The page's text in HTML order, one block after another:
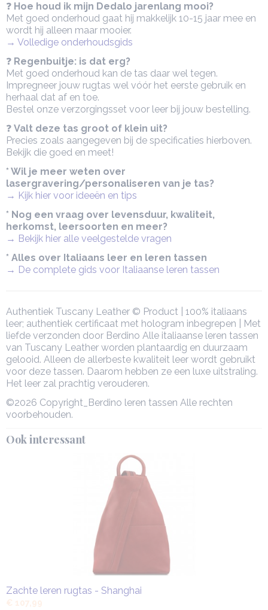
❓ Hoe houd ik mijn Dedalo jarenlang mooi?
Met goed onderhoud gaat hij makkelijk 10-15 jaar mee en
wordt hij alleen maar mooier.
→ Volledige onderhoudsgids
❓ Regenbuitje: is dat erg?
Met goed onderhoud kan de tas daar wel tegen.
Impregneer jouw rugtas wel vóór het eerste gebruik en
herhaal dat af en toe.
Bestel onze verzorgingsset voor leer bij jouw bestelling.
❓ Valt deze tas groot of klein uit?
Precies zoals aangegeven bij de specificaties hierboven.
Bekijk die goed en meet!
* Wil je meer weten over
lasergravering/personaliseren van je tas?
→ Kijk hier voor ideeën en tips
* Nog een vraag over levensduur, kwaliteit,
herkomst, leersoorten en meer?
→ Bekijk hier alle veelgestelde vragen
* Alles over Italiaans leer en leren tassen
→ De complete gids voor Italiaanse leren tassen
Authentiek Tuscany Leather © Product | 100% italiaans
leer; authentiek certificaat met hologram inbegrepen | Met
liefde verzonden door Berdino Alle italiaanse leren tassen
van Tuscany Leather worden plantaardig en duurzaam
gelooid. Alleen de allerbeste kwaliteit leer wordt gebruikt
voor deze tassen. Daarom hebben ze een luxe uitstraling.
Het leer zal prachtig verouderen.
©2026 Copyright_Berdino leren tassen Alle rechten
voorbehouden.
Ook interessant
Zachte leren rugtas - Shanghai
€ 107,99